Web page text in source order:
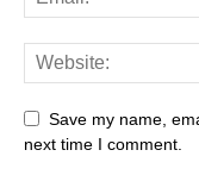
Save my name,
next time I comment.